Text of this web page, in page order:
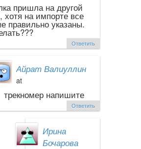
пришла на другой
хотя на импорте все
правильно указаны.
Ответить
Айрат Валиуллин
at
трекномер напишите
Ответить
Ирина
Бочарова